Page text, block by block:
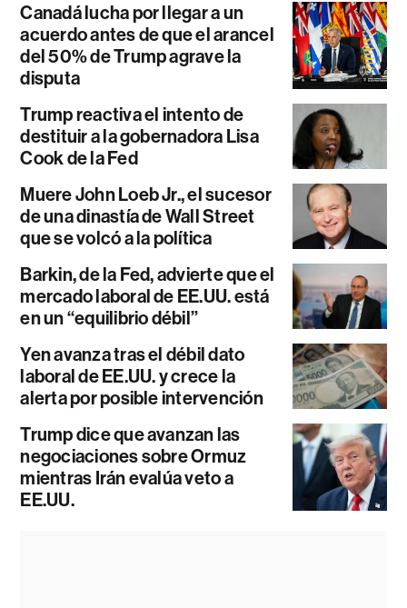
Canadá lucha por llegar a un
acuerdo antes de que el arancel
del 50% de Trump agrave la
disputa
Trump reactiva el intento de
destituir a la gobernadora Lisa
Cook de la Fed
Muere John Loeb Jr., el sucesor
de una dinastía de Wall Street
que se volcó a la política
Barkin, de la Fed, advierte que el
mercado laboral de EE.UU. está
en un “equilibrio débil”
Yen avanza tras el débil dato
laboral de EE.UU. y crece la
alerta por posible intervención
Trump dice que avanzan las
negociaciones sobre Ormuz
mientras Irán evalúa veto a
EE.UU.